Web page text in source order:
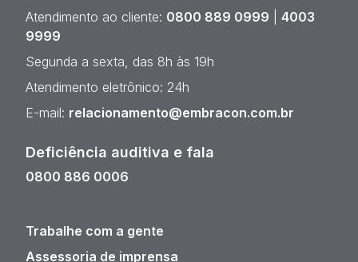
Atendimento ao cliente: 0800 889 0999
4003
9999
Segunda a sexta, das 8h às 19h
Atendimento eletrônico: 24h
E-mail: relacionamento@embracon.com.br
Deficiência auditiva e fala
0800 886 0006
Trabalhe com a gente
Assessoria de imprensa